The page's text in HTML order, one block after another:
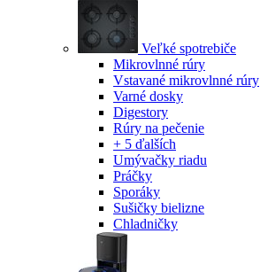
Veľké spotrebiče
Mikrovlnné rúry
Vstavané mikrovlnné rúry
Varné dosky
Digestory
Rúry na pečenie
+ 5 ďalších
Umývačky riadu
Práčky
Sporáky
Sušičky bielizne
Chladničky